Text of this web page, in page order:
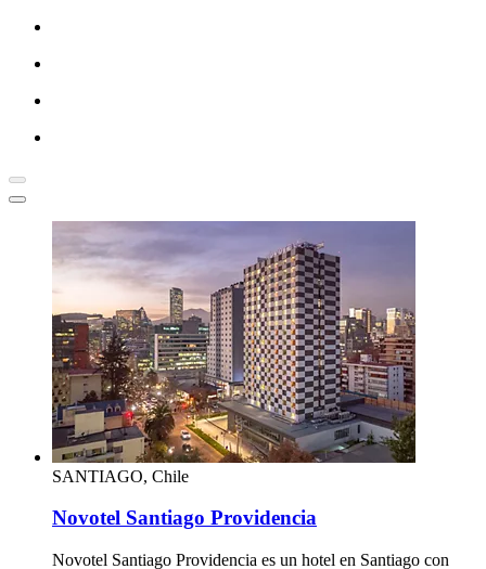
SANTIAGO, Chile
Novotel Santiago Providencia
Novotel Santiago Providencia es un hotel en Santiago con